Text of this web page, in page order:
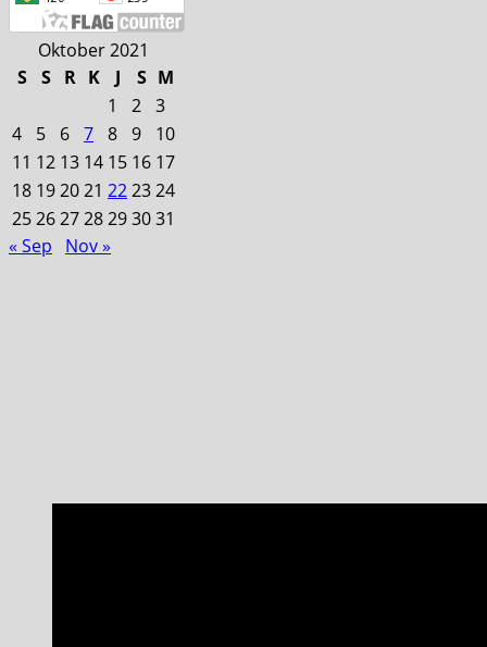
Oktober 2021
S
S R K J S M
1
2 3
4
5 6 7 8 9
10
11 12 13 14 15 16 17
18 192021 222324
25262728293031
« Sep
Nov »